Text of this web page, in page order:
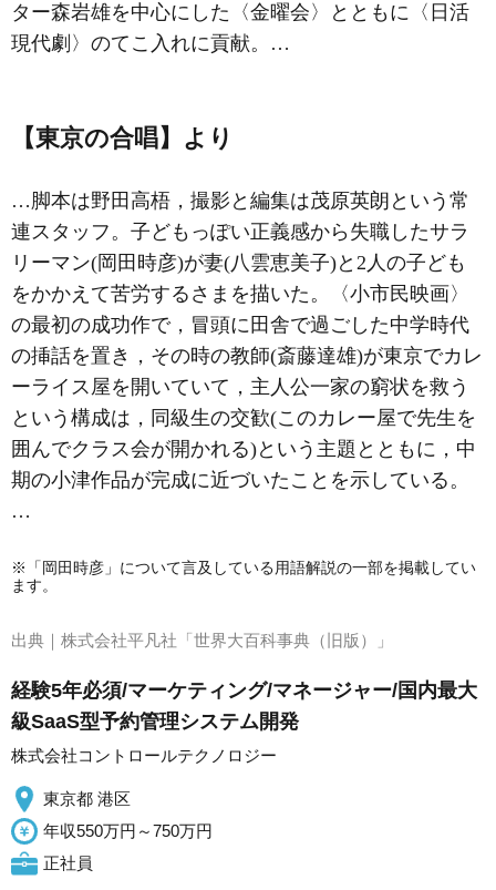
ター森岩雄を中心にした〈金曜会〉とともに〈日活
現代劇〉のてこ入れに貢献。…
【東京の合唱】より
…脚本は野田高梧，撮影と編集は茂原英朗という常
連スタッフ。子どもっぽい正義感から失職したサラ
リーマン(岡田時彦)が妻(八雲恵美子)と2人の子ども
をかかえて苦労するさまを描いた。〈小市民映画〉
の最初の成功作で，冒頭に田舎で過ごした中学時代
の挿話を置き，その時の教師(斎藤達雄)が東京でカレ
ーライス屋を開いていて，主人公一家の窮状を救う
という構成は，同級生の交歓(このカレー屋で先生を
囲んでクラス会が開かれる)という主題とともに，中
期の小津作品が完成に近づいたことを示している。
…
※「岡田時彦」について言及している用語解説の一部を掲載してい
ます。
出典｜ 株式会社平凡社「世界大百科事典（旧版）」
経験5年必須/マーケティング/マネージャー/国内最大
級SaaS型予約管理システム開発
株式会社コントロールテクノロジー
東京都 港区
年収550万円～750万円
正社員